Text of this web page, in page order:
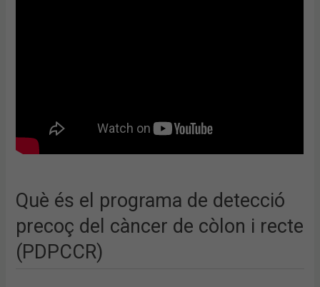
Què és el programa de detecció
precoç del càncer de còlon i recte
(PDPCCR)